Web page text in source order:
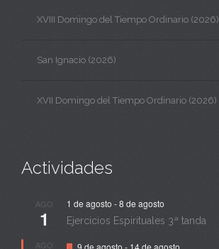
XVIII Domingo del Tiempo Ordinario (2026)
San Ignacio (2026)
XVII Domingo del Tiempo Ordinario (2026)
Actividades
AGO
1
1 de agosto -8 de agosto
Ejercicios Espirituales 3ª tanda
AGO Destacado
9 de agosto - 14 de agosto